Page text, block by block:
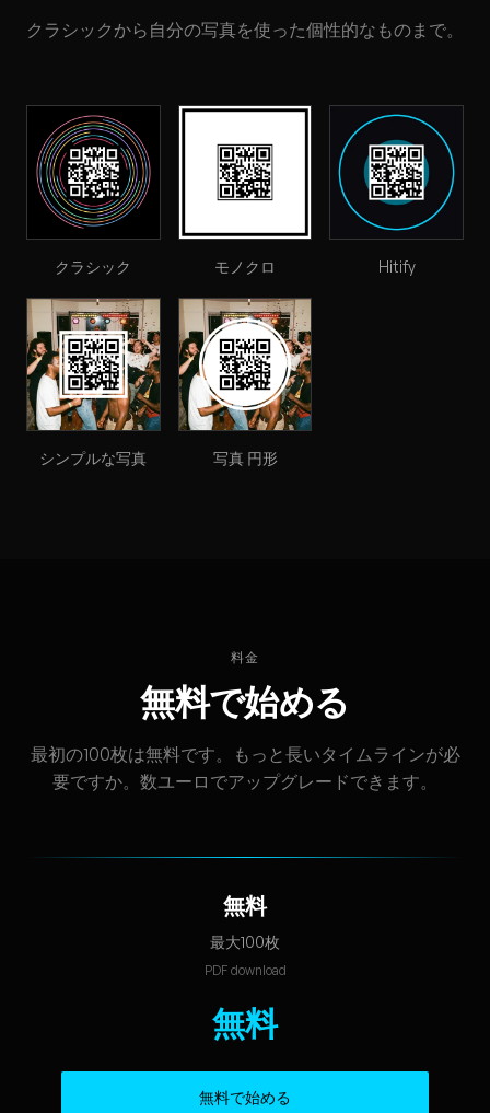
クラシックから自分の写真を使った個性的なものまで。
クラシック モノクロ Hitify
シンプルな写真 写真 円形
料金
無料で始める
最初の100枚は無料です。もっと長いタイムラインが必
要ですか。数ユーロでアップグレードできます。
無料
最大100枚
PDF download
無料
無料で始める